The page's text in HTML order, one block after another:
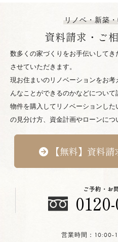
リノベ・新築
資料請求・ご
数多くの家づくりをお手伝いして
させていただきます。
現お住まいのリノベーションをお
んなことができるのかなどについて
物件を購入してリノベーションし
の見分け方、資金計画やローンにつ
【無料】資料
ご予約・お
営業時間：10:00-